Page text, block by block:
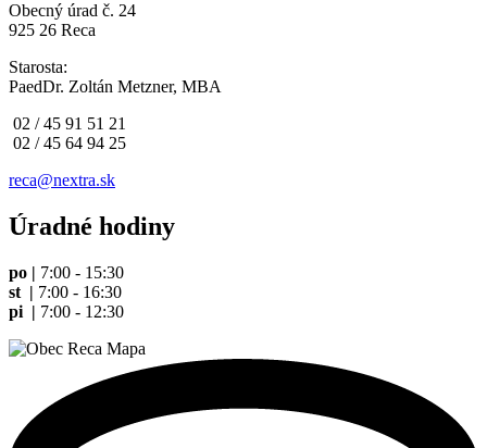
Obecný úrad č. 24
925 26 Reca
Starosta:
PaedDr. Zoltán Metzner, MBA
02 / 45 91 51 21
02 / 45 64 94 25
reca@nextra.sk
Úradné hodiny
po | 7:00 - 15:30
st | 7:00 - 16:30
pi | 7:00 - 12:30